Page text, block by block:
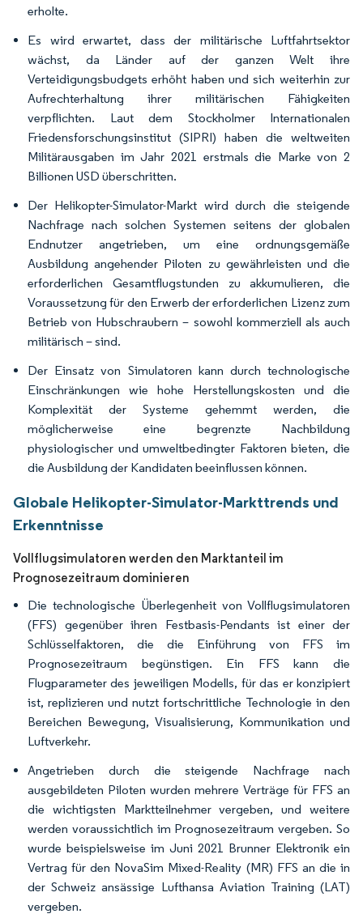
erholte.
Es wird erwartet, dass der militärische Luftfahrtsektor
wächst, da Länder auf der ganzen Welt ihre
Verteidigungsbudgets erhöht haben und sich weiterhin zur
Aufrechterhaltung ihrer militärischen Fähigkeiten
verpflichten. Laut dem Stockholmer Internationalen
Friedensforschungsinstitut (SIPRI) haben die weltweiten
Militärausgaben im Jahr 2021 erstmals die Marke von 2
Billionen USD überschritten.
Der Helikopter-Simulator-Markt wird durch die steigende
Nachfrage nach solchen Systemen seitens der globalen
Endnutzer angetrieben, um eine ordnungsgemäße
Ausbildung angehender Piloten zu gewährleisten und die
erforderlichen Gesamtflugstunden zu akkumulieren, die
Voraussetzung für den Erwerb der erforderlichen Lizenz zum
Betrieb von Hubschraubern – sowohl kommerziell als auch
militärisch – sind.
Der Einsatz von Simulatoren kann durch technologische
Einschränkungen wie hohe Herstellungskosten und die
Komplexität der Systeme gehemmt werden, die
möglicherweise eine begrenzte Nachbildung
physiologischer und umweltbedingter Faktoren bieten, die
die Ausbildung der Kandidaten beeinflussen können.
Globale Helikopter-Simulator-Markttrends und
Erkenntnisse
Vollflugsimulatoren werden den Marktanteil im
Prognosezeitraum dominieren
Die technologische Überlegenheit von Vollflugsimulatoren
(FFS) gegenüber ihren Festbasis-Pendants ist einer der
Schlüsselfaktoren, die die Einführung von FFS im
Prognosezeitraum begünstigen. Ein FFS kann die
Flugparameter des jeweiligen Modells, für das er konzipiert
ist, replizieren und nutzt fortschrittliche Technologie in den
Bereichen Bewegung, Visualisierung, Kommunikation und
Luftverkehr.
Angetrieben durch die steigende Nachfrage nach
ausgebildeten Piloten wurden mehrere Verträge für FFS an
die wichtigsten Marktteilnehmer vergeben, und weitere
werden voraussichtlich im Prognosezeitraum vergeben. So
wurde beispielsweise im Juni 2021 Brunner Elektronik ein
Vertrag für den NovaSim Mixed-Reality (MR) FFS an die in
der Schweiz ansässige Lufthansa Aviation Training (LAT)
vergeben.